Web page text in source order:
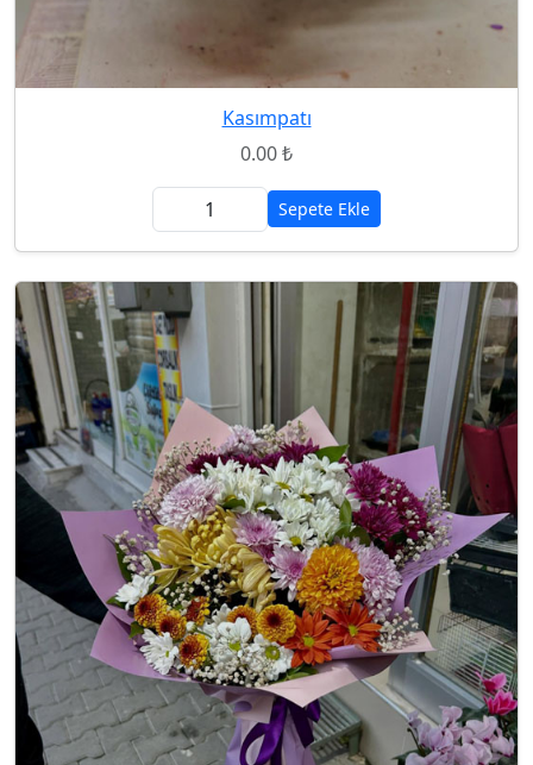
Kasımpatı
0.00 ₺
Sepete Ekle